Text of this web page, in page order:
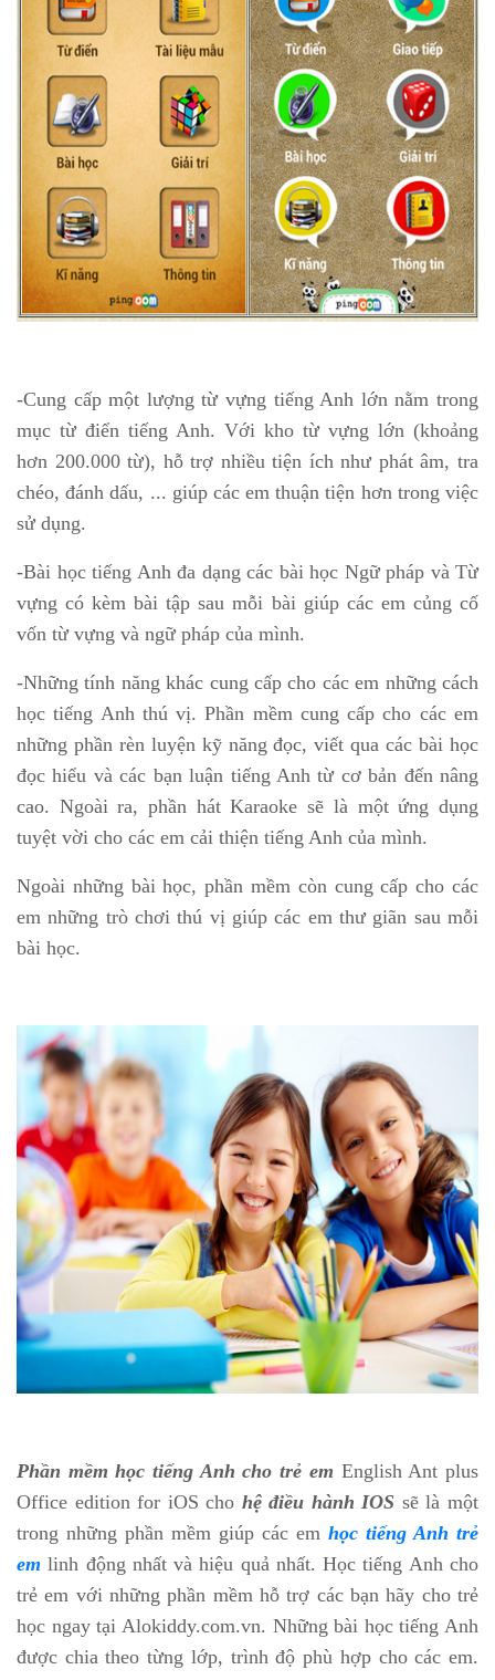
-Cung cấp một lượng từ vựng tiếng Anh lớn nằm trong
mục từ điển tiếng Anh. Với kho từ vựng lớn (khoảng
hơn 200.000 từ), hỗ trợ nhiều tiện ích như phát âm, tra
chéo, đánh dấu, ... giúp các em thuận tiện hơn trong việc
sử dụng.
-Bài học tiếng Anh đa dạng các bài học Ngữ pháp và Từ
vựng có kèm bài tập sau mỗi bài giúp các em củng cố
vốn từ vựng và ngữ pháp của mình.
-Những tính năng khác cung cấp cho các em những cách
học tiếng Anh thú vị. Phần mềm cung cấp cho các em
những phần rèn luyện kỹ năng đọc, viết qua các bài học
đọc hiểu và các bạn luận tiếng Anh từ cơ bản đến nâng
cao. Ngoài ra, phần hát Karaoke sẽ là một ứng dụng
tuyệt vời cho các em cải thiện tiếng Anh của mình.
Ngoài những bài học, phần mềm còn cung cấp cho các
em những trò chơi thú vị giúp các em thư giãn sau mỗi
bài học.
Phần mềm học tiếng Anh cho trẻ em English Ant plus
Office edition for iOS cho hệ điều hành IOS sẽ là một
trong những phần mềm giúp các em học tiếng Anh trẻ
em linh động nhất và hiệu quả nhất. Học tiếng Anh cho
trẻ em với những phần mềm hỗ trợ các bạn hãy cho trẻ
học ngay tại Alokiddy.com.vn. Những bài học tiếng Anh
được chia theo từng lớp, trình độ phù hợp cho các em.